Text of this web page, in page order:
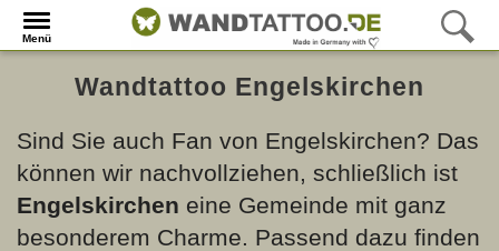
Menü
Wandtattoo Engelskirchen
Sind Sie auch Fan von Engelskirchen? Das
können wir nachvollziehen, schließlich ist
Engelskirchen eine Gemeinde mit ganz
besonderem Charme. Passend dazu finden